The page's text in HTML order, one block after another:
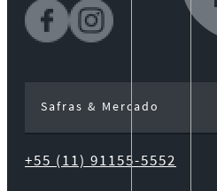
Safras & Mercado
+55 (11) 91155-5552